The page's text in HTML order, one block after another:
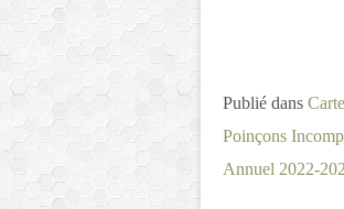
Publié dans
Poinçons
Annuel 2022-